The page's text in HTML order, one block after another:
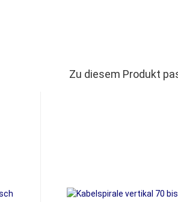
Zu diesem Produkt